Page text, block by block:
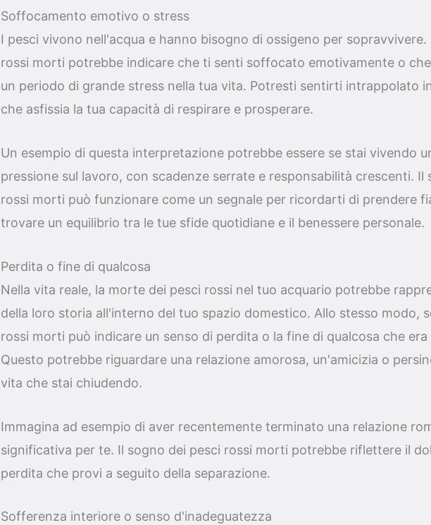
Soffocamento emotivo o stress
I pesci vivono nell'acqua e hanno bisogno di ossigeno per sopravvivere.
rossi morti potrebbe indicare che ti senti soffocato emotivamente o
un periodo di grande stress nella tua vita. Potresti sentirti intrappolato
che asfissia la tua capacità di respirare e prosperare.
Un esempio di questa interpretazione potrebbe essere se stai vivendo
pressione sul lavoro, con scadenze serrate e responsabilità crescenti. Il
rossi morti può funzionare come un segnale per ricordarti di prendere
trovare un equilibrio tra le tue sfide quotidiane e il benessere personale.
Perdita o fine di qualcosa
Nella vita reale, la morte dei pesci rossi nel tuo acquario potrebbe
della loro storia all'interno del tuo spazio domestico. Allo stesso modo,
rossi morti può indicare un senso di perdita o la fine di qualcosa che
Questo potrebbe riguardare una relazione amorosa, un'amicizia o
vita che stai chiudendo.
Immagina ad esempio di aver recentemente terminato una relazione
significativa per te. Il sogno dei pesci rossi morti potrebbe riflettere il
perdita che provi a seguito della separazione.
Sofferenza interiore o senso d'inadeguatezza